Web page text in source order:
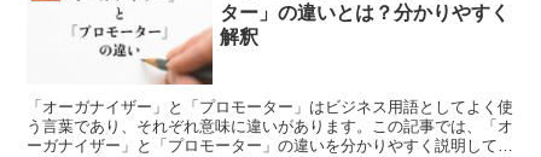
ター」の違いとは？分かりやすく
解釈
「オーガナイザー」と「プロモーター」はビジネス用語としてよく使
う言葉であり、それぞれ意味に違いがあります。この記事では、「オ
ーガナイザー」と「プロモーター」の違いを分かりやすく説明してい